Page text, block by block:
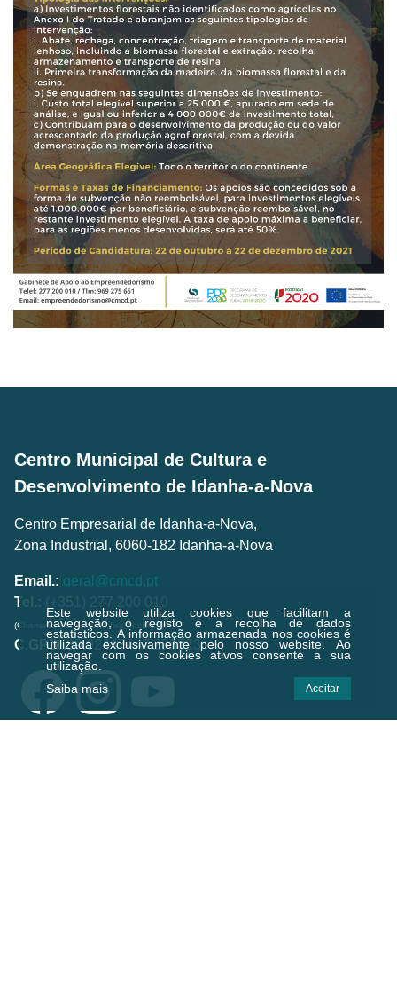
Este website utiliza cookies que facilitam a
navegação, o registo e a recolha de dados
estatísticos.A informação armazenada nos cookies é
utilizada exclusivamente pelo nosso website. Ao
navegar com os cookies ativos consente a sua
utilização.
Saiba mais
Aceitar
Centro Municipal de Cultura e
Desenvolvimento de Idanha-a-Nova
Centro Empresarial de Idanha-a-Nova,
Zona Industrial, 6060-182 Idanha-a-Nova
Email.: geral@cmcd.pt
Tel.: (+351) 277 200 010
(Chamada para a rede fixa nacional)
C.GPS:39.924474,-7.238823